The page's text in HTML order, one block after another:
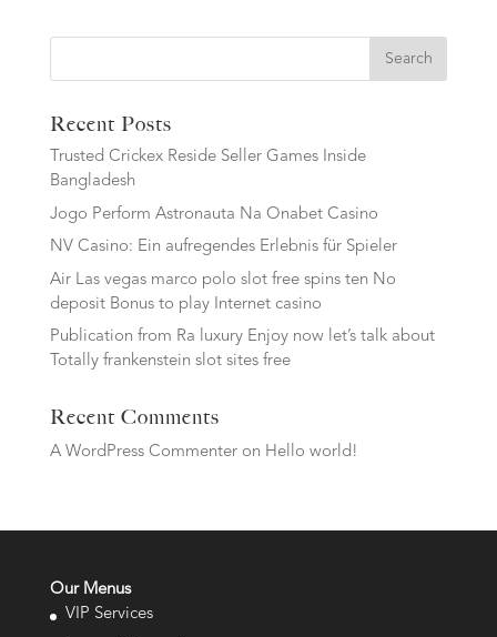
Search
Recent Posts
Trusted Crickex Reside Seller Games Inside
Bangladesh
Jogo Perform Astronauta Na Onabet Casino
NV Casino: Ein aufregendes Erlebnis für Spieler
Air Las vegas marco polo slot free spins ten No
deposit Bonus to play Internet casino
Publication from Ra luxury Enjoy now let’s talk about
Totally frankenstein slot sites free
Recent Comments
A WordPress Commenteron Hello world!
Our Menus
VIP Services